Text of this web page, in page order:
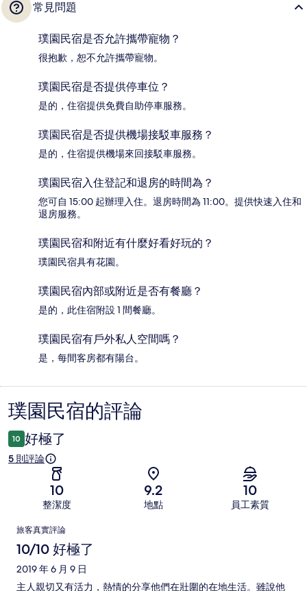
常見問題
璞園民宿是否允許攜帶寵物？
很抱歉，恕不允許攜帶寵物。
璞園民宿是否提供停車位？
是的，住宿提供免費自助停車服務。
璞園民宿是否提供機場接駁車服務？
是的，住宿提供機場來回接駁車服務。
璞園民宿入住登記和退房的時間為？
您可自 15:00 起辦理入住。退房時間為 11:00。提供快速入住和
退房服務。
璞園民宿和附近有什麼好看好玩的？
璞園民宿具有花園。
璞園民宿內部或附近是否有餐廳？
是的，此住宿附設 1 間餐廳。
璞園民宿有戶外私人空間嗎？
是，每間客房都有陽台。
評
論
璞園民宿的評論
10 好極了
5 則評論
10
整潔度
9.2
地點
10
員工素質
評
論
旅客真實評論
10/10 好極了
2019 年 6 月 9 日
主人親切又有活力，熱情的分享他們在壯圍的在地生活。雖說他